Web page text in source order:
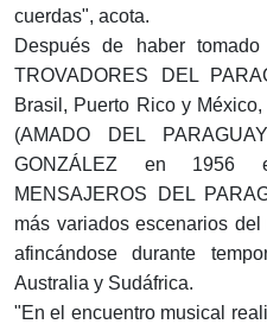
cuerdas", acota.
Después de haber
TROVADORES DEL
Brasil, Puerto Rico y
(AMADO DEL
GONZÁLEZ en 1956
MENSAJEROS DEL
más variados escenarios
afincándose durante
Australia y Sudáfrica.
"En el encuentro musical